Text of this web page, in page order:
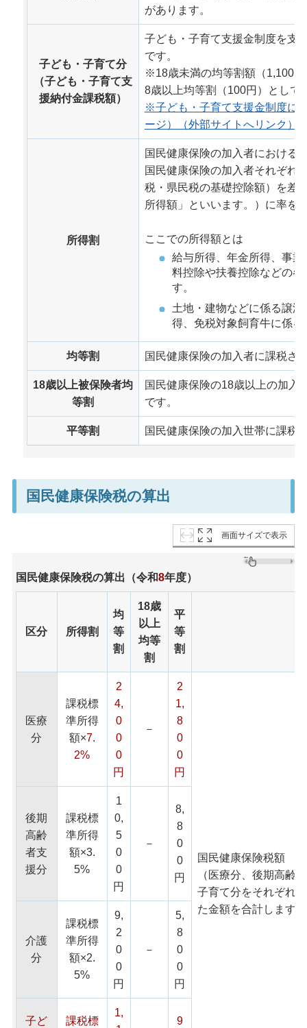
があります。
子ども・子育て分
（子ども・子育て支
援納付金課税額）
子ども・子育て支援金制度を支
です。
※18歳未満の均等割額（1,100
8歳以上均等割（100円）として
※子ども・子育て支援金制度に
ージ）（外部サイトへリンク）
所得割
国民健康保険の加入者における
国民健康保険の加入者それぞれ
税・県民税の基礎控除額）を差
所得額」といいます。）に率を
ここでの所得額とは
給与所得、年金所得、事
料控除や扶養控除などの
す。
土地・建物などに係る譲
得、免税対象飼育牛に係
均等割 国民健康保険の加入者に課税さ
18歳以上被保険者均
等割
国民健康保険の18歳以上の加入
です。
平等割 国民健康保険の加入世帯に課税
国民健康保険税の算出
画面サイズで表示
国民健康保険税の算出（令和8年度）
区分 所得割
均
等
割
18歳
以上
均等
割
平
等
割
医療
分
課税標
準所得
額×7.
2%
2
4,
0
0
0
円
－
2
1,
8
0
0
円
国民健康保険税額
（医療分、後期高齢
子育て分をそれぞれ
た金額を合計します
後期
高齢
者支
援分
課税標
準所得
額×3.
5%
1
0,
5
0
0
円
－
8,
8
0
0
円
介護
分
課税標
準所得
額×2.
5%
9,
2
0
0
円
－
5,
8
0
0
円
子ど 課税標
1,
9